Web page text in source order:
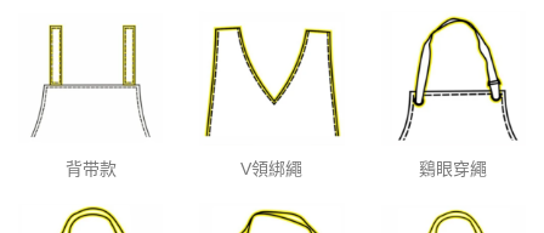
背带款 V領綁繩 鷄眼穿繩